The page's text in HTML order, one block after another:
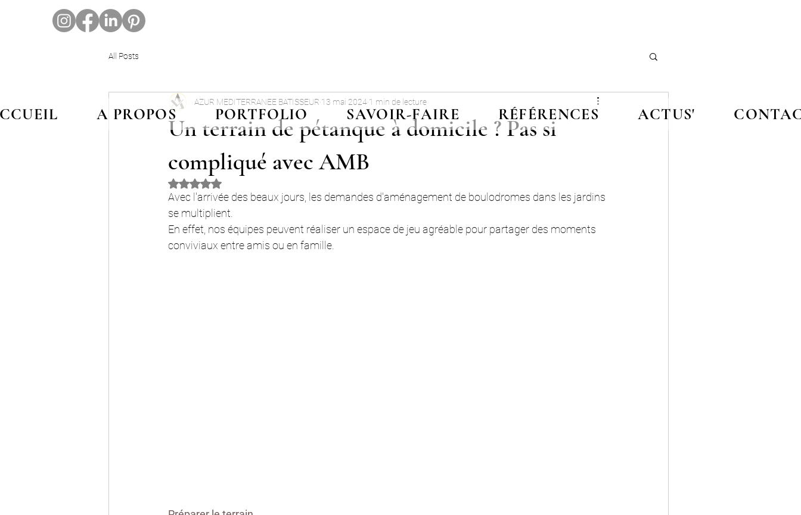
All Posts
Un terrain de pétanque à domicile ? Pas si
compliqué avec AMB
AZUR MEDITERRANEE BATISSEUR 13 mai 2024 1 min de lecture
Noté NaN étoiles sur 5.
Avec l'arrivée des beaux jours, les demandes d'aménagement de boulodromes dans les jardins
se multiplient.
En effet, nos équipes peuvent réaliser un espace de jeu agréable pour partager des moments
conviviaux entre amis ou en famille.
A PROPOS PORTFOLIO SAVOIR-FAIRE RÉFÉRENCES ACTUS'